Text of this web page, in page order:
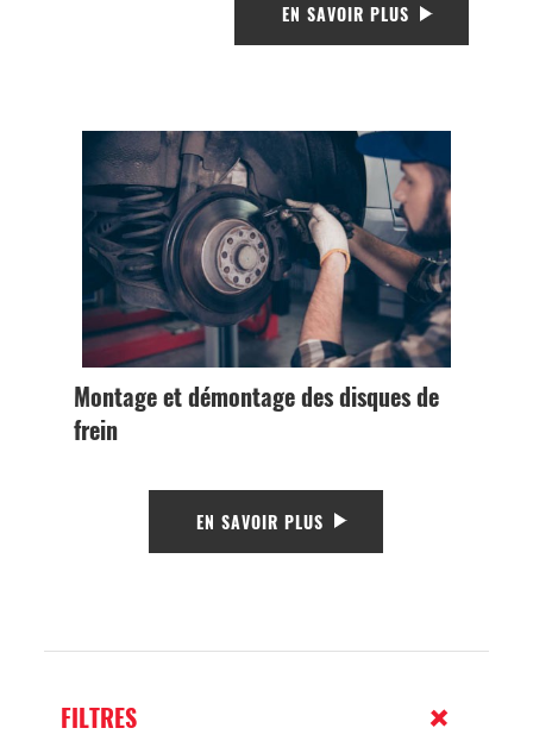
EN SAVOIR PLUS
Montage et démontage des disques de
frein
EN SAVOIR PLUS
FILTRES